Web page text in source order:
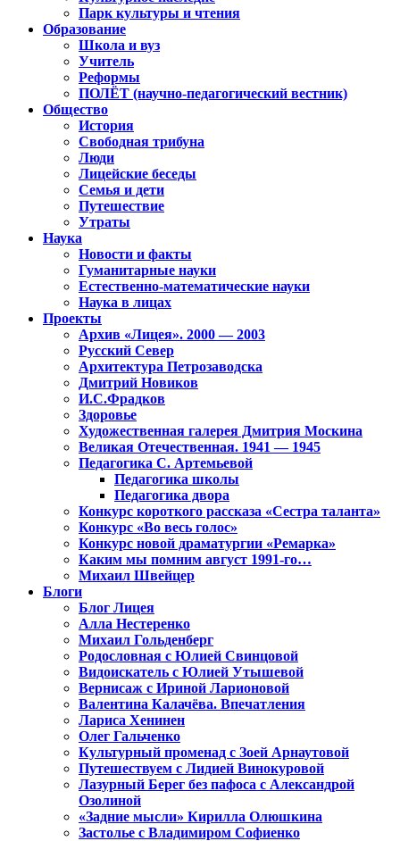
Парк культуры и чтения
Образование
Школа и вуз
Учитель
Реформы
ПОЛЁТ (научно-педагогический вестник)
Общество
История
Свободная трибуна
Люди
Лицейские беседы
Семья и дети
Путешествие
Утраты
Наука
Новости и факты
Гуманитарные науки
Естественно-математические науки
Наука в лицах
Проекты
Архив «Лицея». 2000 — 2003
Русский Север
Архитектура Петрозаводска
Дмитрий Новиков
И.С.Фрадков
Здоровье
Художественная галерея Дмитрия Москина
Великая Отечественная. 1941 — 1945
Педагогика С. Артемьевой
Педагогика школы
Педагогика двора
Конкурс короткого рассказа «Сестра таланта»
Конкурс «Во весь голос»
Конкурс новой драматургии «Ремарка»
Каким мы помним август 1991-го…
Михаил Швейцер
Блоги
Блог Лицея
Алла Нестеренко
Михаил Гольденберг
Родословная с Юлией Свинцовой
Видоискатель с Юлией Утышевой
Вернисаж с Ириной Ларионовой
Валентина Калачёва. Впечатления
Лариса Хенинен
Олег Гальченко
Культурный променад с Зоей Арнаутовой
Путешествуем с Лидией Винокуровой
Лазурный Берег без пафоса с Александрой
Озолиной
«Задние мысли» Кирилла Олюшкина
Застолье с Владимиром Софиенко